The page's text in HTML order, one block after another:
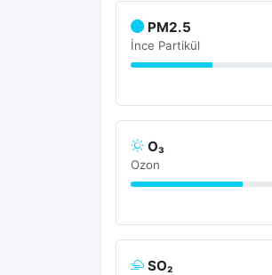
PM2.5
İnce Partikül
O₃
Ozon
SO₂